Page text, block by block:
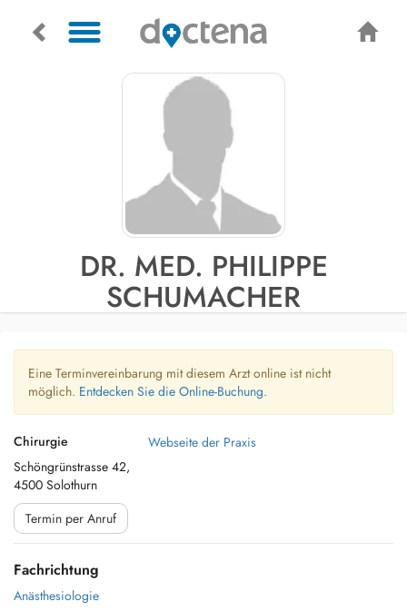
DR. MED. PHILIPPE
SCHUMACHER
Eine Terminvereinbarung mit diesem Arzt online ist nicht
möglich. Entdecken Sie die Online-Buchung.
Chirurgie
Schöngrünstrasse 42,
4500 Solothurn
Webseite der Praxis
Termin per Anruf
Fachrichtung
Anästhesiologie